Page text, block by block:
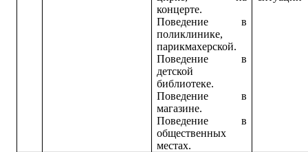
концерте.
Поведение в
поликлинике,
парикмахерской.
Поведение в
детской
библиотеке.
Поведение в
магазине.
Поведение в
общественных
местах.